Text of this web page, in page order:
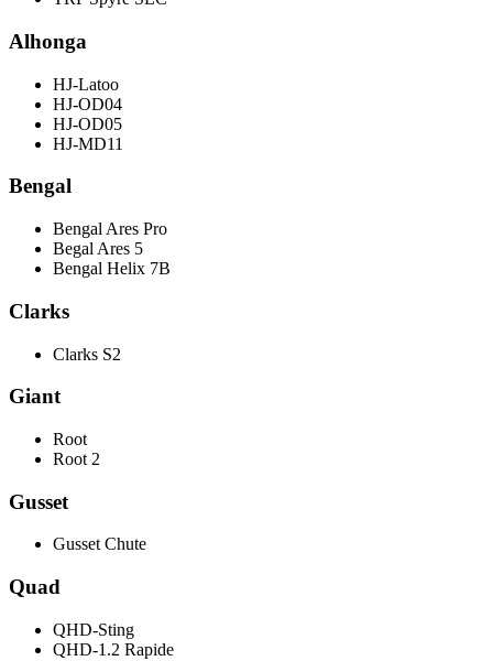
Alhonga
HJ-Latoo
HJ-OD04
HJ-OD05
HJ-MD11
Bengal
Bengal Ares Pro
Begal Ares 5
Bengal Helix 7B
Clarks
Clarks S2
Giant
Root
Root 2
Gusset
Gusset Chute
Quad
QHD-Sting
QHD-1.2 Rapide